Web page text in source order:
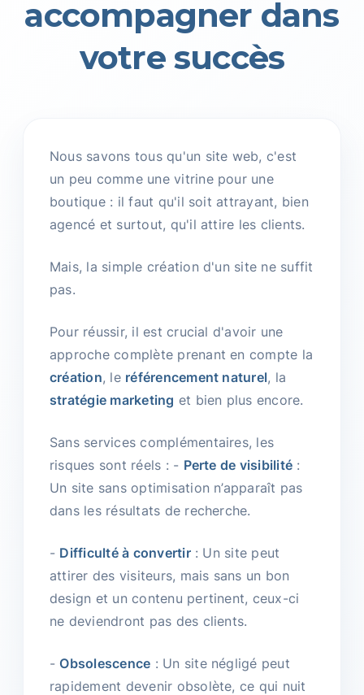
accompagner dans
votre succès
Nous savons tous qu'un site web, c'est
un peu comme une vitrine pour une
boutique : il faut qu'il soit attrayant, bien
agencé et surtout, qu'il attire les clients.
Mais, la simple création d'un site ne suffit
pas.
Pour réussir, il est crucial d'avoir une
approche complète prenant en compte la
création, le référencement naturel, la
stratégie marketing et bien plus encore.
Sans services complémentaires, les
risques sont réels : - Perte de visibilité :
Un site sans optimisation n’apparaît pas
dans les résultats de recherche.
- Difficulté à convertir: Un site peut
attirer des visiteurs, mais sans un bon
design et un contenu pertinent, ceux-ci
ne deviendront pas des clients.
- Obsolescence : Un site négligé peut
rapidement devenir obsolète, ce qui nuit